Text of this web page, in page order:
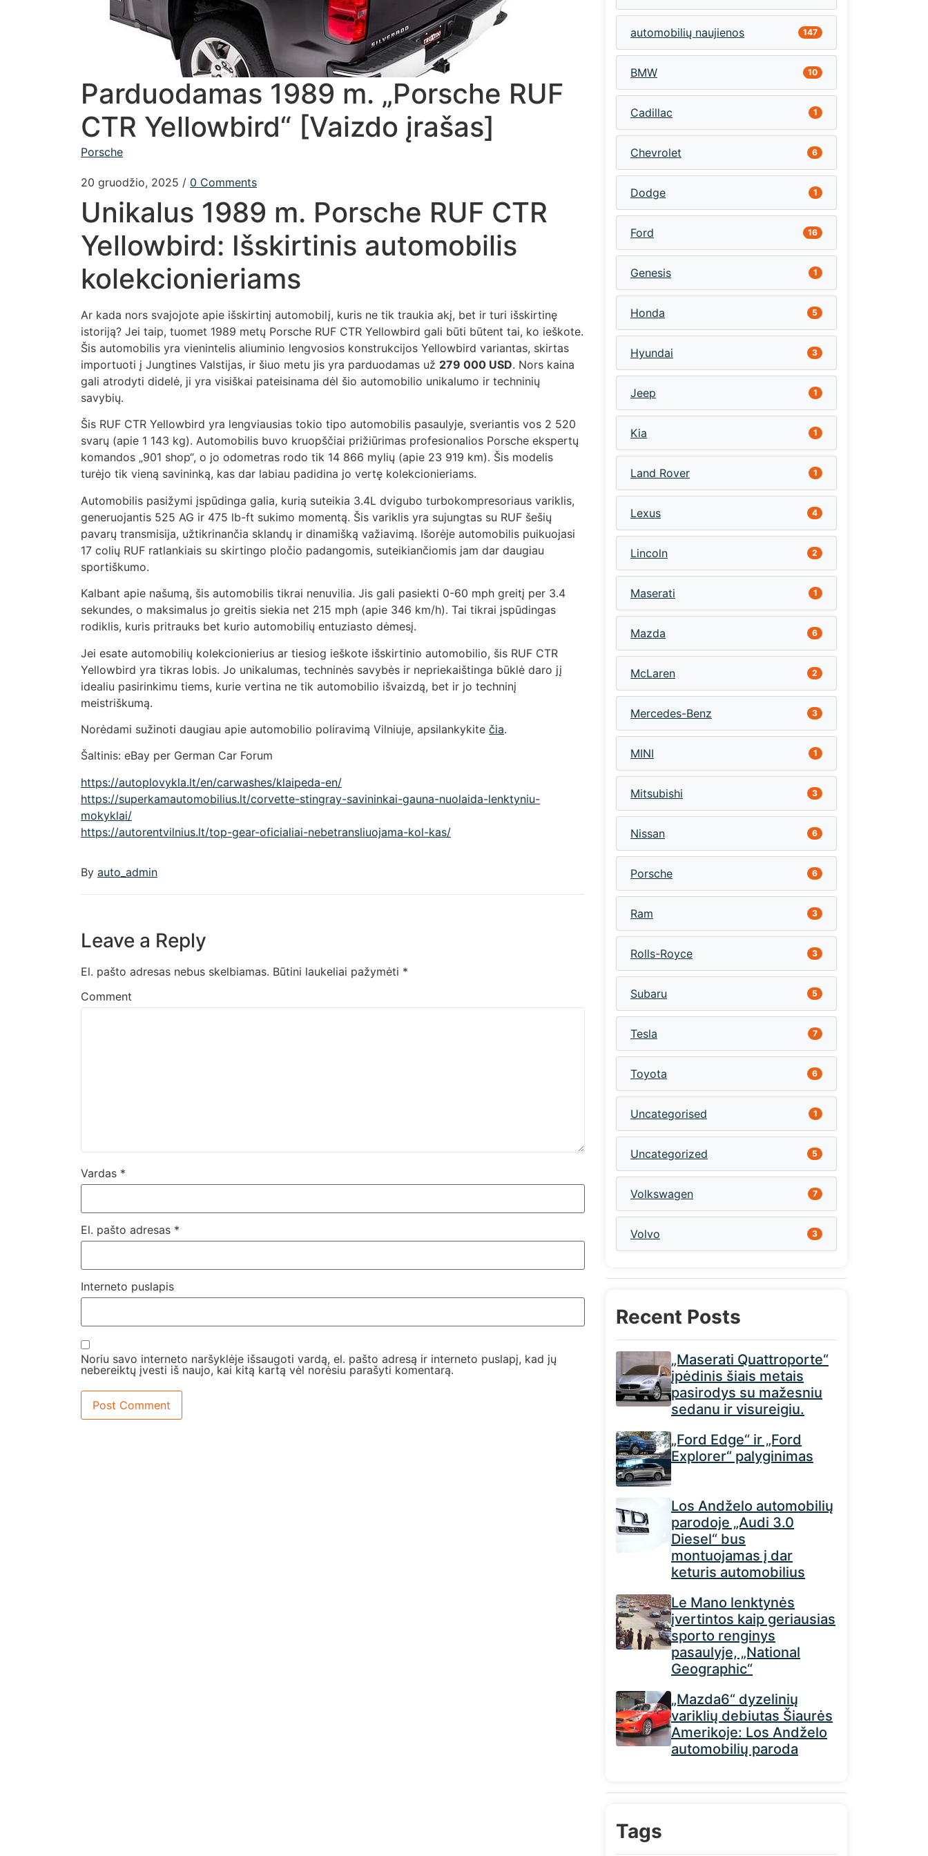
Parduodamas 1989 m. „Porsche RUF
CTR Yellowbird“ [Vaizdo įrašas]
Porsche
20 gruodžio, 2025 / 0 Comments
Unikalus 1989 m. Porsche RUF CTR
Yellowbird: Išskirtinis automobilis
kolekcionieriams
Ar kada nors svajojote apie išskirtinį automobilį, kuris ne tik traukia akį, bet ir turi išskirtinę
istoriją? Jei taip, tuomet 1989 metų Porsche RUF CTR Yellowbird gali būti būtent tai, ko ieškote.
Šis automobilis yra vienintelis aliuminio lengvosios konstrukcijos Yellowbird variantas, skirtas
importuoti į Jungtines Valstijas, ir šiuo metu jis yra parduodamas už 279 000 USD. Nors kaina
gali atrodyti didelė, ji yra visiškai pateisinama dėl šio automobilio unikalumo ir techninių
savybių.
Šis RUF CTR Yellowbird yra lengviausias tokio tipo automobilis pasaulyje, sveriantis vos 2 520
svarų (apie 1 143 kg). Automobilis buvo kruopščiai prižiūrimas profesionalios Porsche ekspertų
komandos „901 shop“, o jo odometras rodo tik 14 866 mylių (apie 23 919 km). Šis modelis
turėjo tik vieną savininką, kas dar labiau padidina jo vertę kolekcionieriams.
Automobilis pasižymi įspūdinga galia, kurią suteikia 3.4L dvigubo turbokompresoriaus variklis,
generuojantis 525 AG ir 475 lb-ft sukimo momentą. Šis variklis yra sujungtas su RUF šešių
pavarų transmisija, užtikrinančia sklandų ir dinamišką važiavimą. Išorėje automobilis puikuojasi
17 colių RUF ratlankiais su skirtingo pločio padangomis, suteikiančiomis jam dar daugiau
sportiškumo.
Kalbant apie našumą, šis automobilis tikrai nenuvilia. Jis gali pasiekti 0-60 mph greitį per 3.4
sekundes, o maksimalus jo greitis siekia net 215 mph (apie 346 km/h). Tai tikrai įspūdingas
rodiklis, kuris pritrauks bet kurio automobilių entuziasto dėmesį.
Jei esate automobilių kolekcionierius ar tiesiog ieškote išskirtinio automobilio, šis RUF CTR
Yellowbird yra tikras lobis. Jo unikalumas, techninės savybės ir nepriekaištinga būklė daro jį
idealiu pasirinkimu tiems, kurie vertina ne tik automobilio išvaizdą, bet ir jo techninį
meistriškumą.
Norėdami sužinoti daugiau apie automobilio poliravimą Vilniuje, apsilankykite čia.
Šaltinis: eBay per German Car Forum
https://autoplovykla.lt/en/carwashes/klaipeda-en/
https://superkamautomobilius.lt/corvette-stingray-savininkai-gauna-nuolaida-lenktyniu-
mokyklai/
https://autorentvilnius.lt/top-gear-oficialiai-nebetransliuojama-kol-kas/
By auto_admin
Leave a Reply
El. pašto adresas nebus skelbiamas. Būtini laukeliai pažymėti *
Comment
Vardas *
El. pašto adresas *
Interneto puslapis
Noriu savo interneto naršyklėje išsaugoti vardą, el. pašto adresą ir interneto puslapį, kad jų
nebereiktų įvesti iš naujo, kai kitą kartą vėl norėsiu parašyti komentarą.
automobilių naujienos 147
BMW 10
Cadillac 1
Chevrolet 6
Dodge 1
Ford 16
Genesis 1
Honda 5
Hyundai 3
Jeep 1
Kia 1
Land Rover 1
Lexus 4
Lincoln 2
Maserati 1
Mazda 6
McLaren 2
Mercedes-Benz 3
MINI 1
Mitsubishi 3
Nissan 6
Porsche 6
Ram 3
Rolls-Royce 3
Subaru 5
Tesla 7
Toyota 6
Uncategorised 1
Uncategorized 5
Volkswagen 7
Volvo 3
Recent Posts
„Maserati Quattroporte“
įpėdinis šiais metais
pasirodys su mažesniu
sedanu ir visureigiu.
„Ford Edge“ ir „Ford
Explorer“ palyginimas
Los Andželo automobilių
parodoje „Audi 3.0
Diesel“ bus
montuojamas į dar
keturis automobilius
Le Mano lenktynės
įvertintos kaip geriausias
sporto renginys
pasaulyje, „National
Geographic“
„Mazda6“ dyzelinių
variklių debiutas Šiaurės
Amerikoje: Los Andželo
automobilių paroda
Tags